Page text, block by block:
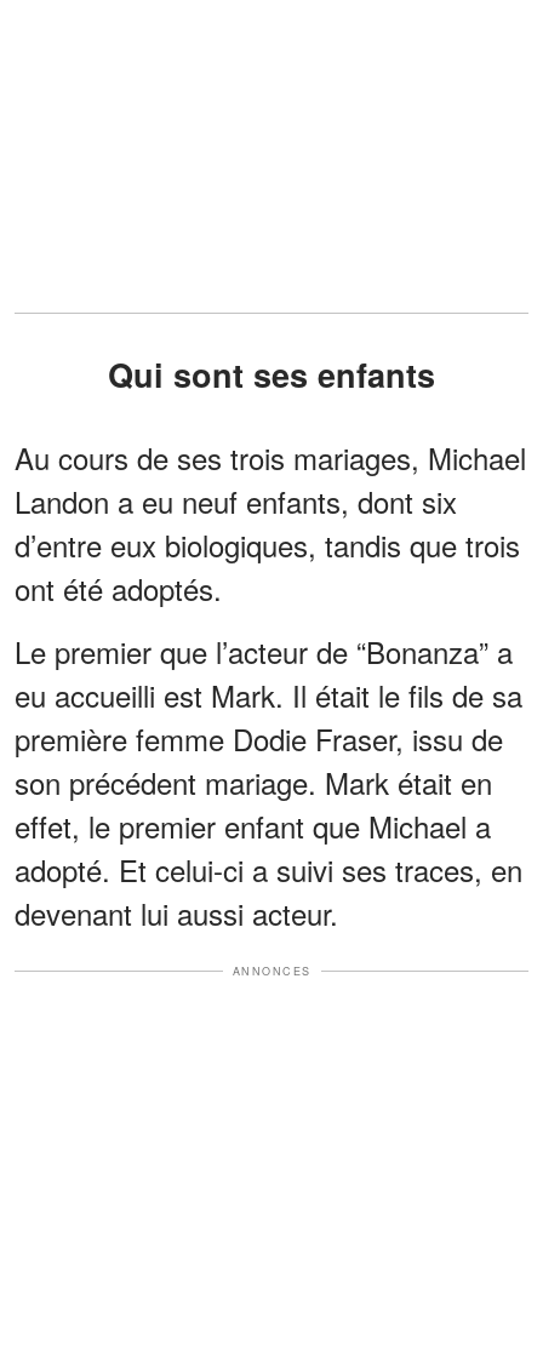
Qui sont ses enfants
Au cours de ses trois mariages, Michael
Landon a eu neuf enfants, dont six
d’entre eux biologiques, tandis que trois
ont été adoptés.
Le premier que l’acteur de “Bonanza” a
eu accueilli est Mark. Il était le fils de sa
première femme Dodie Fraser, issu de
son précédent mariage. Mark était en
effet, le premier enfant que Michael a
adopté. Et celui-ci a suivi ses traces, en
devenant lui aussi acteur.
ANNONCES